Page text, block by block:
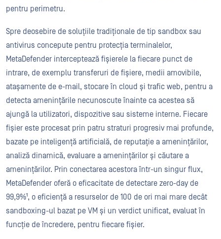
pentru perimetru.
Spre deosebire de soluțiile tradiționale de tip sandbox sau
antivirus concepute pentru protecția terminalelor,
MetaDefender interceptează fișierele la fiecare punct de
intrare, de exemplu transferuri de fișiere, medii amovibile,
atașamente de e-mail, stocare în cloud și trafic web, pentru a
detecta amenințările necunoscute înainte ca acestea să
ajungă la utilizatori, dispozitive sau sisteme interne. Fiecare
fișier este procesat prin patru straturi progresiv mai profunde,
bazate pe inteligență artificială, de reputație a amenințărilor,
analiză dinamică, evaluare a amenințărilor și căutare a
amenințărilor. Prin conectarea acestora într-un singur flux,
MetaDefender oferă o eficacitate de detectare zero-day de
99,9%¹, o eficiență a resurselor de 100 de ori mai mare decât
sandboxing-ul bazat pe VM și un verdict unificat, evaluat în
funcție de încredere, pentru fiecare fișier.